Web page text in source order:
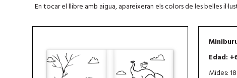
En tocar el llibre amb aigua, apareixeran els colors de les belles
Edad:
Mides: